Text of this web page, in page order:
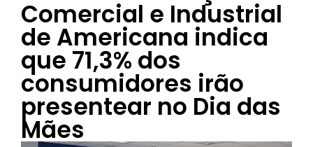
Comercial e Industrial
de Americana indica
que 71,3% dos
consumidores irão
presentear no Dia das
Mães